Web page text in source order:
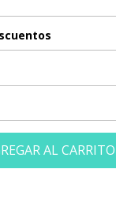
AL CARRITO